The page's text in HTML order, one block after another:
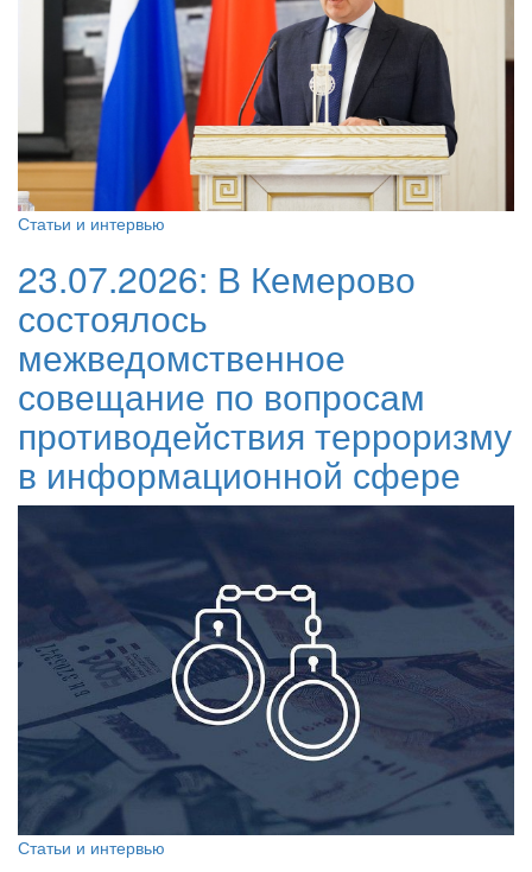
Статьи и интервью
23.07.2026: В Кемерово
состоялось
межведомственное
совещание по вопросам
противодействия терроризму
в информационной сфере
Статьи и интервью